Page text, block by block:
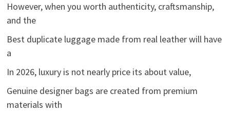
However, when you worth authenticity, craftsmanship,
and the
Best duplicate luggage made from real leather will have
a
In 2026, luxury is not nearly price its about value,
Genuine designer bags are created from premium
materials with